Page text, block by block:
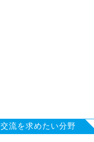
交流を求めたい分野